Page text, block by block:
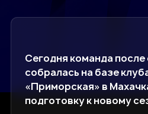
Сегодня команда после
собралась на базе
«Приморская» в
подготовку к новому